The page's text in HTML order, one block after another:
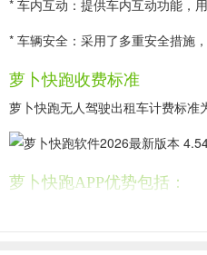
* 车内互动：提供车内互动功能，
* 车辆安全：采用了多重安全措施
萝卜快跑收费标准
萝卜快跑无人驾驶出租车计费标准
萝卜快跑APP优势包括：